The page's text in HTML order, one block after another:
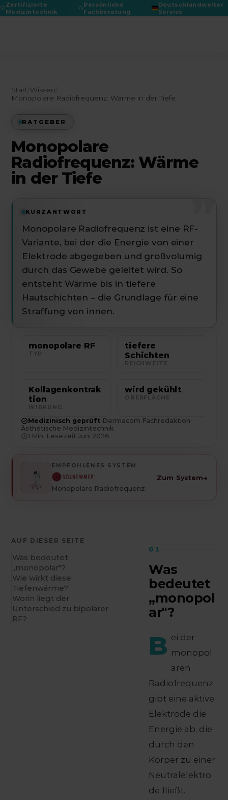
Zertifizierte
Medizintechnik
Persönliche
Fachberatung
Deutschlandweiter
Service
Start Wissen
Monopolare Radiofrequenz: Wärme in der Tiefe
RATGEBER
Monopolare
Radiofrequenz: Wärme
in der Tiefe
”
KURZANTWORT
Monopolare Radiofrequenz ist eine RF-
Variante, bei der die Energie von einer
Elektrode abgegeben und großvolumig
durch das Gewebe geleitet wird. So
entsteht Wärme bis in tiefere
Hautschichten – die Grundlage für eine
Straffung von innen.
monopolare RF
TYP
tiefere
Schichten
REICHWEITE
Kollagenkontrak
tion
WIRKUNG
wird gekühlt
OBERFLÄCHE
Medizinisch geprüft Dermacom Fachredaktion
Ästhetische Medizintechnik
1 Min. Lesezeit ·Juni 2026
EMPFOHLENES SYSTEM
Monopolare Radiofrequenz
Zum System→
AUF DIESER SEITE
Was bedeutet
„monopolar"?
Wie wirkt diese
Tiefenwärme?
Worin liegt der
Unterschied zu bipolarer
RF?
01
Was
bedeutet
„monopol
ar"?
B ei der
monopol
aren
Radiofrequenz
gibt eine aktive
Elektrode die
Energie ab, die
durch den
Körper zu einer
Neutralelektro
de fließt.